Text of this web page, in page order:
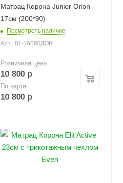
Матрац Корона Junior Orion
17см (200*90)
Посмотреть наличие
Арт.: 01-16080ДOR
Розничная цена
10 800 р
По карте
10 800 р